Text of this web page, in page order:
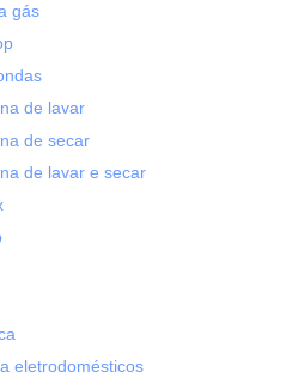
gás
de lavar
de secar
de lavar e secar
eletrodomésticos